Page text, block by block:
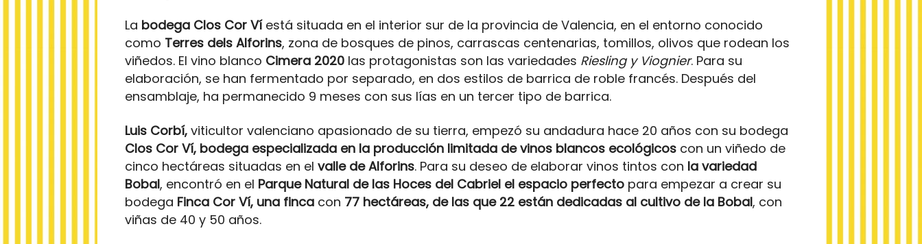
La bodega Clos Cor Víestá situada en el interior sur de la provincia de Valencia, en el entorno conocido
como Terres dels Alforins, zona de bosques de pinos, carrascas centenarias, tomillos, olivos que rodean los
viñedos. El vino blanco Cimera 2020 las protagonistas son las variedades Riesling y Viognier. Para su
elaboración, se han fermentado por separado, en dos estilos de barrica de roble francés. Después del
ensamblaje, ha permanecido 9 meses con sus lías en un tercer tipo de barrica.
Luis Corbí, viticultor valenciano apasionado de su tierra, empezó su andadura hace 20 años con su bodega
Clos Cor Ví, bodega especializada en la producción limitada de vinos blancos ecológicos con un viñedo de
cinco hectáreas situadas en el valle de Alforins. Para su deseo de elaborar vinos tintos con la variedad
Bobal, encontró en el Parque Natural de las Hoces del Cabriel el espacio perfecto para empezar a crear su
bodega Finca Cor Ví, una finca con 77 hectáreas, de las que 22 están dedicadas al cultivo de la Bobal, con
viñas de 40 y 50 años.